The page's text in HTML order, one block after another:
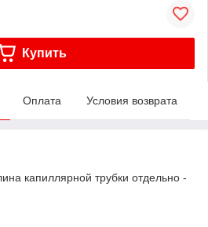
Купить
Оплата Условия возврата
капиллярной трубки отдельно -